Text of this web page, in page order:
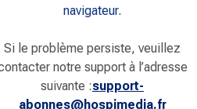
navigateur.
Si le problème persiste, veuillez
notre support à l’adresse
suivante :support-
abonnes@hospimedia.fr